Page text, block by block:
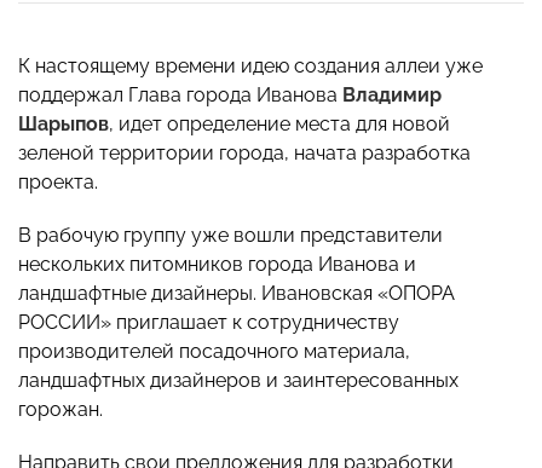
К настоящему времени идею создания аллеи уже
поддержал Глава города Иванова Владимир
Шарыпов, идет определение места для новой
зеленой территории города, начата разработка
проекта.
В рабочую группу уже вошли представители
нескольких питомников города Иванова и
ландшафтные дизайнеры. Ивановская «ОПОРА
РОССИИ» приглашает к сотрудничеству
производителей посадочного материала,
ландшафтных дизайнеров и заинтересованных
горожан.
Направить свои предложения для разработки